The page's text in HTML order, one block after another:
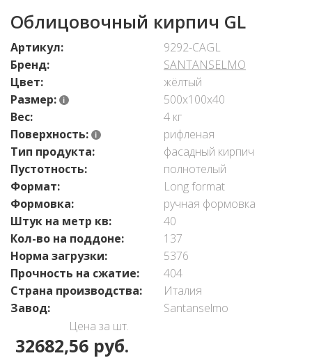
Облицовочный кирпич GL
Артикул:
9292-CAGL
Бренд:
SANTANSELMO
Цвет:
жёлтый
Размер:
500х100х40
Вес:
4 кг
Поверхность:
рифленая
Тип продукта:
фасадный кирпич
Пустотность:
полнотелый
Формат:
Long format
Формовка:
ручная формовка
Штук на метр кв:
40
Кол-во на поддоне:
137
Норма загрузки:
5376
Прочность на сжатие:
404
Страна производства:
Италия
Завод:
Santanselmo
Цена за шт.
32682,56 руб.